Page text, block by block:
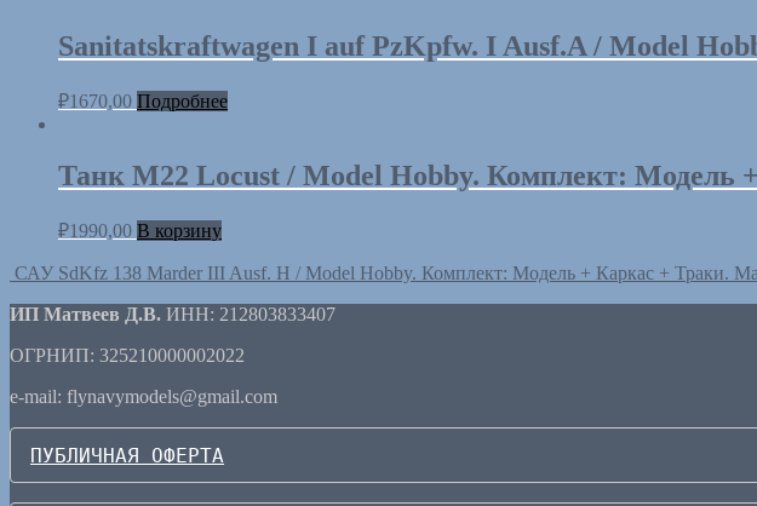
Sanitatskraftwagen I auf PzKpfw. I Ausf.A / Model
₽1670,00 Подробнее
Танк M22 Locust / Model Hobby. Комплект: Модель
₽1990,00 В корзину
САУ SdKfz 138 Marder III Ausf. H / Model Hobby. Комплект: Модель + Каркас + Траки.
ИП Матвеев Д.В. ИНН: 212803833407
ОГРНИП: 325210000002022
e-mail: flynavymodels@gmail.com
ПУБЛИЧНАЯ ОФЕРТА